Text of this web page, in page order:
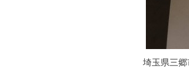
埼玉県三